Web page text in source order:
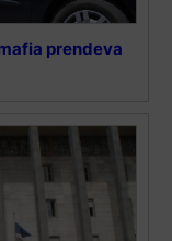
prendeva